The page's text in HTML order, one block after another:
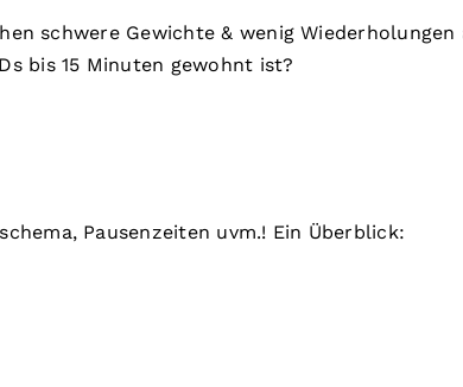
schwere Gewichte & wenig
bis 15 Minuten gewohnt ist?
Pausenzeiten uvm.! Ein Überblick: